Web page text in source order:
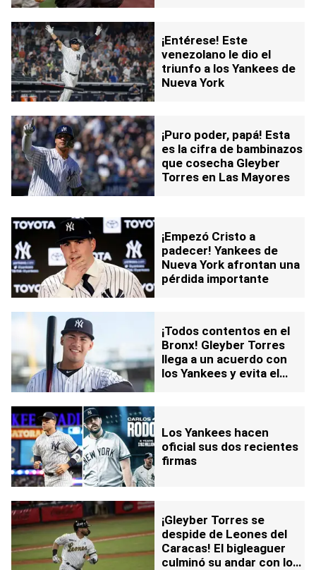
¡Entérese! Este
venezolano le dio el
triunfo a los Yankees de
Nueva York
¡Puro poder, papá! Esta
es la cifra de bambinazos
que cosecha Gleyber
Torres en Las Mayores
¡Empezó Cristo a
padecer! Yankees de
Nueva York afrontan una
pérdida importante
¡Todos contentos en el
Bronx! Gleyber Torres
llega a un acuerdo con
los Yankees y evita el
Los Yankees hacen
oficial sus dos recientes
firmas
¡Gleyber Torres se
despide de Leones del
Caracas! El bigleaguer
culminó su andar con los